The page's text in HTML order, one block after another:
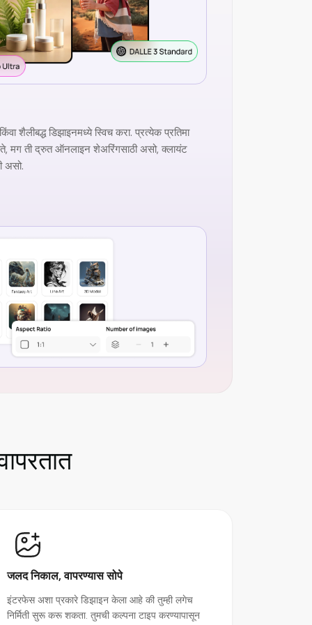
शैलीबद्ध डिझाइनमध्ये स्विच करा. प्रत्येक प्रतिमा
मग ती द्रुत ऑनलाइन शेअरिंगसाठी असो, क्लायंट
असो.
जलद निकाल, वापरण्यास सोपे
इंटरफेस अशा प्रकारे डिझाइन केला आहे की तुम्ही लगेच
निर्मिती सुरू करू शकता. तुमची कल्पना टाइप करण्यापासून